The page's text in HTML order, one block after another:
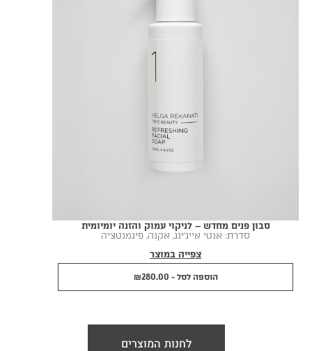
סבון פנים מחדש – לניקוי עמוק והזנה יומיומית
סדרת: אנטי אייג׳ינג, אקנה, פיגמנטציה
צפייה במוצר
הוספה לסל - ₪280.00
לחנות המוצרים